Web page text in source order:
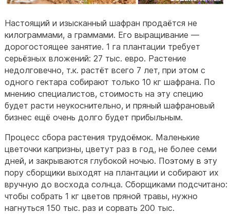
Настоящий и изысканный шафран продаётся не
килограммами, а граммами. Его выращивание —
дорогостоящее занятие. 1 га плантации требует
серьёзных вложений: 27 тыс. евро. Растение
недолговечно, т.к. растёт всего 7 лет, при этом с
одного гектара собирают только 10 кг шафрана. По
мнению специалистов, стоимость на эту специю
будет расти неукоснительно, и пряный шафрановый
бизнес ещё очень долго будет прибыльным.
Процесс сбора растения трудоёмок. Маленькие
цветочки капризны, цветут раз в год, не более семи
дней, и закрываются глубокой ночью. Поэтому в эту
пору сборщики выходят на плантации и собирают их
вручную до восхода солнца. Сборщиками подсчитано:
чтобы собрать 1 кг цветов пряной травы, нужно
нагнуться 150 тыс. раз и сорвать 200 тыс.